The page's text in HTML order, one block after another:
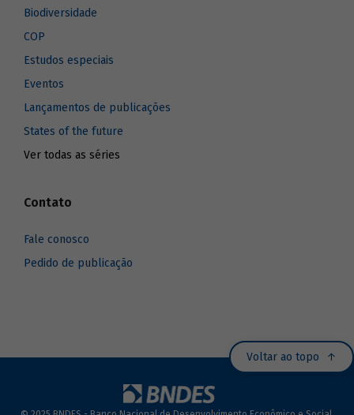
Biodiversidade
COP
Estudos especiais
Eventos
Lançamentos de publicações
States of the future
Ver todas as séries
Contato
Fale conosco
Pedido de publicação
Voltar ao topo